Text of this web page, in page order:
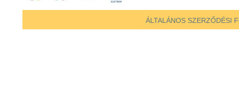
ÁLTALÁNOS SZERZŐDÉSI